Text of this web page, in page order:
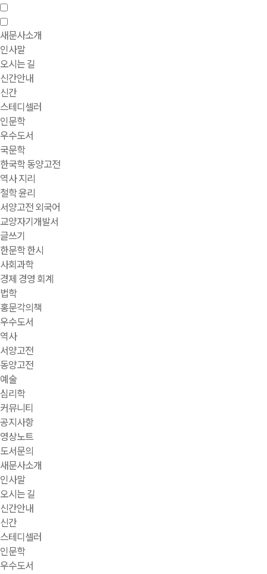
새문사소개
인사말
오시는 길
신간안내
신간
스테디셀러
인문학
우수도서
국문학
한국학 동양고전
역사 지리
철학 윤리
서양고전 외국어
교양자기개발서
글쓰기
한문학 한시
사회과학
경제 경영 회계
법학
홍문각의책
우수도서
역사
서양고전
동양고전
예술
심리학
커뮤니티
공지사항
영상노트
도서문의
새문사소개
인사말
오시는 길
신간안내
신간
스테디셀러
인문학
우수도서